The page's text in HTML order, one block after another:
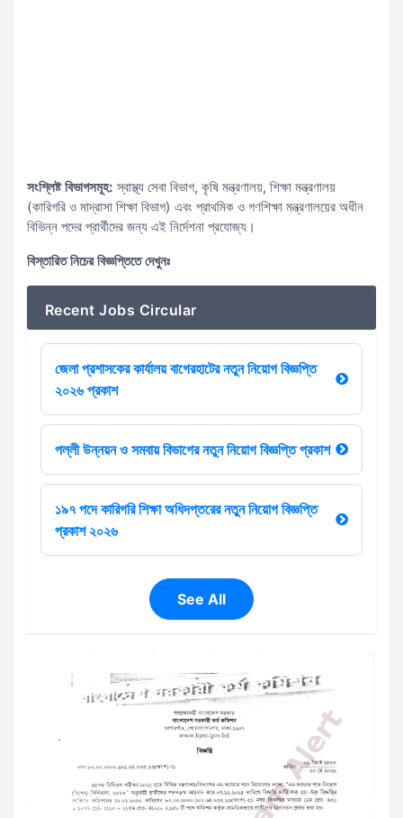
সংশ্লিষ্ট বিভাগসমূহ: স্বাস্থ্য সেবা বিভাগ, কৃষি মন্ত্রণালয়, শিক্ষা মন্ত্রণালয়
(কারিগরি ও মাদ্রাসা শিক্ষা বিভাগ) এবং প্রাথমিক ও গণশিক্ষা মন্ত্রণালয়ের অধীন
বিভিন্ন পদের প্রার্থীদের জন্য এই নির্দেশনা প্রযোজ্য।
বিস্তারিত নিচের বিজ্ঞপ্তিতে দেখুনঃ
Recent Jobs Circular
জেলা প্রশাসকের কার্যালয় বাগেরহাটের নতুন নিয়োগ বিজ্ঞপ্তি
২০২৬ প্রকাশ
পল্লী উন্নয়ন ও সমবায় বিভাগের নতুন নিয়োগ বিজ্ঞপ্তি প্রকাশ
১৯৭ পদে কারিগরি শিক্ষা অধিদপ্তরের নতুন নিয়োগ বিজ্ঞপ্তি
প্রকাশ ২০২৬
See All